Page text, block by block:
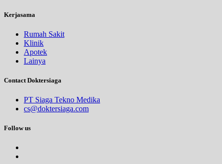
Kerjasama
Rumah Sakit
Klinik
Apotek
Lainya
Contact Doktersiaga
PT Siaga Tekno Medika
cs@doktersiaga.com
Follow us